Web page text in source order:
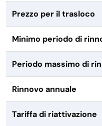
Prezzo per il trasloco
Minimo periodo di
Periodo massimo di
Rinnovo annuale
Tariffa di riattivazione